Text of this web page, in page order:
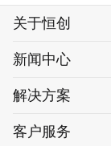
关于恒创
新闻中心
解决方案
客户服务